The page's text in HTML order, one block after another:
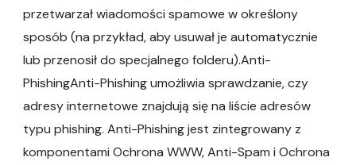
przetwarzał wiadomości spamowe w określony
sposób (na przykład, aby usuwał je automatycznie
lub przenosił do specjalnego folderu).Anti-
PhishingAnti-Phishing umożliwia sprawdzanie, czy
adresy internetowe znajdują się na liście adresów
typu phishing. Anti-Phishing jest zintegrowany z
komponentami Ochrona WWW, Anti-Spam i Ochrona